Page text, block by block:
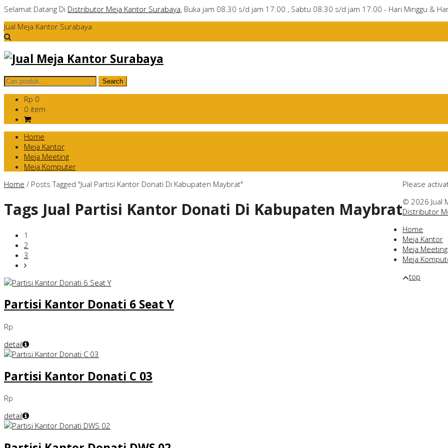
Selamat Datang Di Distributor Meja Kantor Surabaya, Buka jam 08.30 s/d jam 17.00 , Sabtu 08.30 s/d jam 17.00 - Hari Minggu &
Jual Meja Kantor Surabaya
Rp 0
0 item
Home
Meja Kantor
Meja Meeting
Meja Komputer
Home / Posts Tagged "Jual Partisi Kantor Donati Di Kabupaten Maybrat"
Tags Jual Partisi Kantor Donati Di Kabupaten Maybrat
1
2
3
Partisi Kantor Donati 6 Seat Y
Rp
detail
Partisi Kantor Donati C 03
Rp
detail
Please
© 2026 Jual
Distributor
Home
Meja Kantor
Meja Meeting
Meja
top